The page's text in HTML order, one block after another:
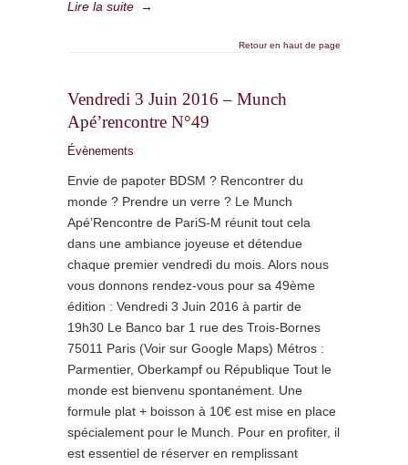
Lire la suite →
Retour en haut de page
Vendredi 3 Juin 2016 – Munch
Apé’rencontre N°49
Évènements
Envie de papoter BDSM ? Rencontrer du
monde ? Prendre un verre ? Le Munch
Apé’Rencontre de PariS-M réunit tout cela
dans une ambiance joyeuse et détendue
chaque premier vendredi du mois. Alors nous
vous donnons rendez-vous pour sa 49ème
édition : Vendredi 3 Juin 2016 à partir de
19h30 Le Banco bar 1 rue des Trois-Bornes
75011 Paris (Voir sur Google Maps) Métros :
Parmentier, Oberkampf ou République Tout le
monde est bienvenu spontanément. Une
formule plat + boisson à 10€ est mise en place
spécialement pour le Munch. Pour en profiter, il
est essentiel de réserver en remplissant